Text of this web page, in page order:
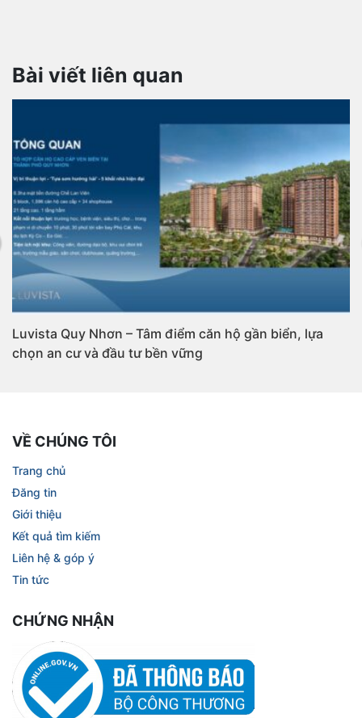
Bài viết liên quan
Luvista Quy Nhơn – Tâm điểm căn hộ gần biển, lựa
chọn an cư và đầu tư bền vững
VỀ CHÚNG TÔI
Trang chủ
Đăng tin
Giới thiệu
Kết quả tìm kiếm
Liên hệ & góp ý
Tin tức
CHỨNG NHẬN